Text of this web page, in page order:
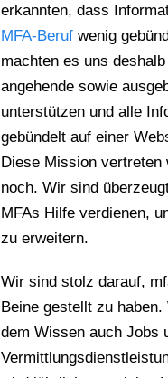
erkannten, dass
MFA-Beruf wenig
machten es uns
angehende sowie
unterstützen und alle
gebündelt auf einer
Diese Mission vertreten
noch. Wir sind
MFAs Hilfe verdienen,
zu erweitern.
Wir sind stolz darauf,
Beine gestellt zu
dem Wissen auch Jobs